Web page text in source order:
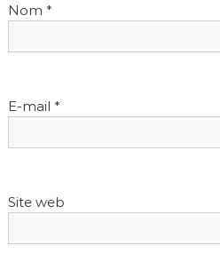
t
i
l
Nom *
E-mail *
Site web